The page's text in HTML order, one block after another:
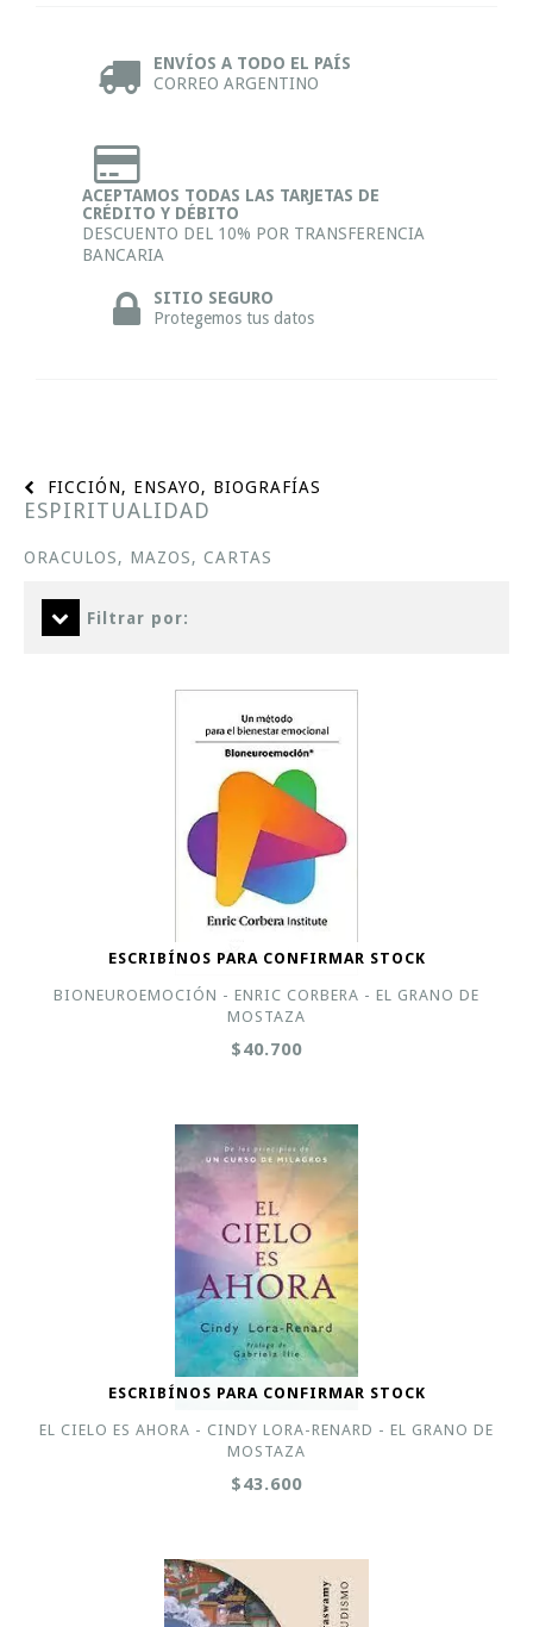
ENVÍOS A TODO EL PAÍS
CORREO ARGENTINO
ACEPTAMOS TODAS LAS TARJETAS DE
CRÉDITO Y DÉBITO
DESCUENTO DEL 10% POR TRANSFERENCIA
BANCARIA
SITIO SEGURO
Protegemos tus datos
FICCIÓN, ENSAYO, BIOGRAFÍAS
ESPIRITUALIDAD
ORACULOS, MAZOS, CARTAS
Filtrar por:
ESCRIBÍNOS PARA CONFIRMAR STOCK
BIONEUROEMOCIÓN - ENRIC CORBERA - EL GRANO DE
MOSTAZA
$40.700
ESCRIBÍNOS PARA CONFIRMAR STOCK
EL CIELO ES AHORA - CINDY LORA-RENARD - EL GRANO DE
MOSTAZA
$43.600